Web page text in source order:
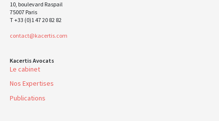
10, boulevard Raspail
75007 Paris
T +33 (0)1 47 20 82 82
contact@kacertis.com
Kacertis Avocats
Le cabinet
Nos Expertises
Publications